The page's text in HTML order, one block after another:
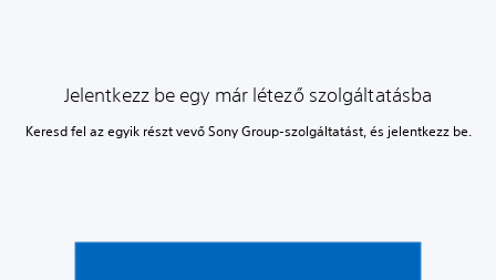
Jelentkezz be egy már létező szolgáltatásba
Keresd fel az egyik részt vevő Sony Group-szolgáltatást, és jelentkezz be.